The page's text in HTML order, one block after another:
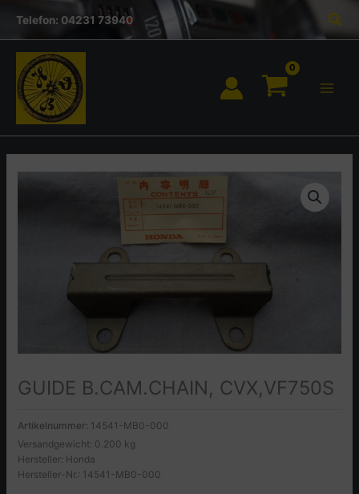
springen
Inhalt
Telefon: 04231 73940
GUIDE B.CAM.CHAIN, CVX,VF750S
Artikelnummer: 14541-MB0-000
Versandgewicht: 0.200 kg
Hersteller: Honda
Hersteller-Nr.: 14541-MB0-000